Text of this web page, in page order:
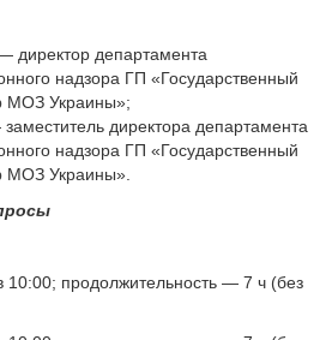
директор департамента
надзора ГП «Государственный
МОЗ Украины»;
директора департамента
надзора ГП «Государственный
МОЗ Украины».
продолжительность — 7 ч (без